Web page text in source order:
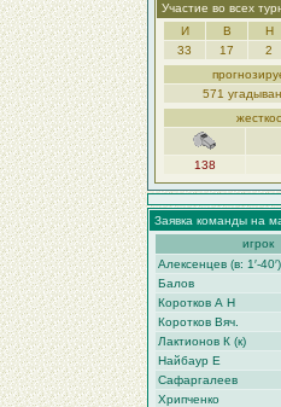
Участие во всех
И
В Н
33
17 2
571
138
Заявка команды на
игрок
Алексенцев (в: 1′-40′)
Балов
Коротков А Н
Коротков Вяч.
Лактионов К (к)
Найбаур Е
Сафаргалеев
Хрипченко